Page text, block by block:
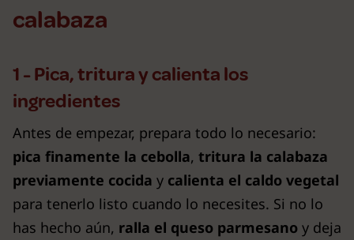
calabaza
1 - Pica, tritura y calienta los
ingredientes
Antes de empezar, prepara todo lo necesario:
pica finamente la cebolla, tritura la calabaza
previamente cocida y calienta el caldo vegetal
para tenerlo listo cuando lo necesites. Si no lo
has hecho aún, ralla el queso parmesano y deja